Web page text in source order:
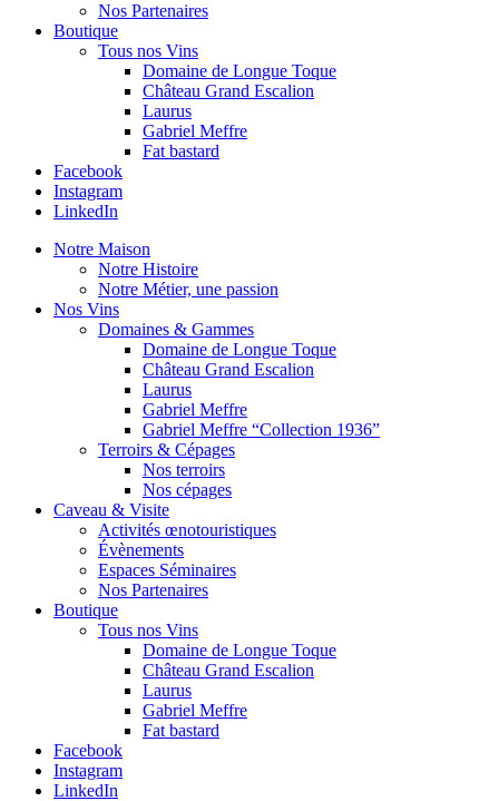
Nos Partenaires
Boutique
Tous nos Vins
Domaine de Longue Toque
Château Grand Escalion
Laurus
Gabriel Meffre
Fat bastard
Facebook
Instagram
LinkedIn
Notre Maison
Notre Histoire
Notre Métier, une passion
Nos Vins
Domaines & Gammes
Domaine de Longue Toque
Château Grand Escalion
Laurus
Gabriel Meffre
Gabriel Meffre “Collection 1936”
Terroirs & Cépages
Nos terroirs
Nos cépages
Caveau & Visite
Activités œnotouristiques
Évènements
Espaces Séminaires
Nos Partenaires
Boutique
Tous nos Vins
Domaine de Longue Toque
Château Grand Escalion
Laurus
Gabriel Meffre
Fat bastard
Facebook
Instagram
LinkedIn